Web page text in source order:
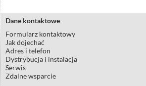
Dane kontaktowe
Formularz kontaktowy
Jak dojechać
Adres i telefon
Dystrybucja i instalacja
Serwis
Zdalne wsparcie